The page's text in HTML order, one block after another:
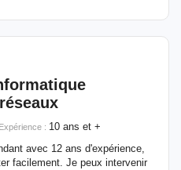
Expérience : 10 ans et +
avec 12 ans d'expérience,
facilement. Je peux intervenir